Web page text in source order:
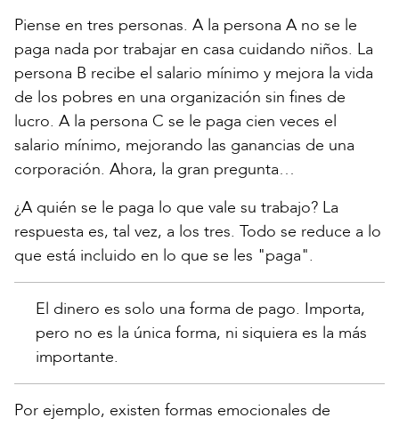
Piense en tres personas. A la persona A no se le
paga nada por trabajar en casa cuidando niños. La
persona B recibe el salario mínimo y mejora la vida
de los pobres en una organización sin fines de
lucro. A la persona C se le paga cien veces el
salario mínimo, mejorando las ganancias de una
corporación. Ahora, la gran pregunta…
¿A quién se le paga lo que vale su trabajo? La
respuesta es, tal vez, a los tres. Todo se reduce a lo
que está incluido en lo que se les "paga".
El dinero es solo una forma de pago. Importa,
pero no es la única forma, ni siquiera es la más
importante.
Por ejemplo, existen formas emocionales de